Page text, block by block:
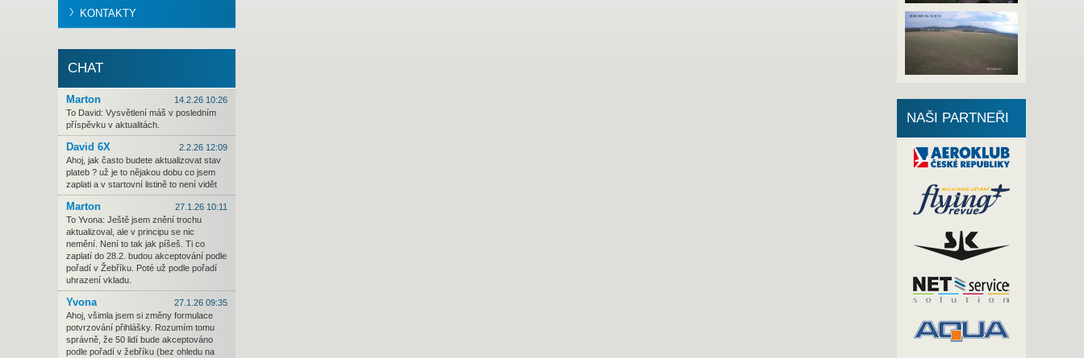
KONTAKTY
CHAT
Marton
14.2.26 10:26
To David: Vysvětlení máš v posledním
příspěvku v aktualitách.
David 6X
2.2.26 12:09
Ahoj, jak často budete aktualizovat stav
plateb ? už je to nějakou dobu co jsem
zaplati a v startovní listině to není vidět
Marton
27.1.26 10:11
To Yvona: Ještě jsem znění trochu
aktualizoval, ale v principu se nic
nemění. Není to tak jak píšeš. Ti co
zaplatí do 28.2. budou akceptování podle
pořadí v Žebříku. Poté už podle pořadí
uhrazení vkladu.
Yvona
27.1.26 09:35
Ahoj, všimla jsem si změny formulace
potvrzování přihlášky. Rozumím tomu
správně, že 50 lidí bude akceptováno
podle pořadí v žebříku (bez ohledu na
NAŠI PARTNEŘI